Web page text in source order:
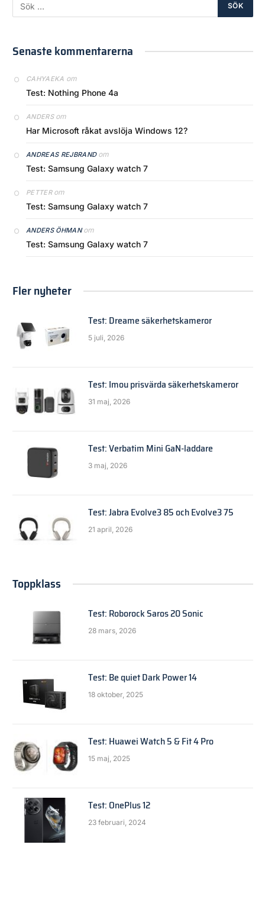
Senaste kommentarerna
CAHYAEKA om
Test: Nothing Phone 4a
ANDERSom
Har Microsoft råkat avslöja Windows 12?
ANDREAS REJBRANDom
Test: Samsung Galaxy watch 7
PETTERom
Test: Samsung Galaxy watch 7
ANDERS ÖHMANom
Test: Samsung Galaxy watch 7
Fler nyheter
Test: Dreame säkerhetskameror
5 juli, 2026
Test: Imou prisvärda säkerhetskameror
31 maj, 2026
Test: Verbatim Mini GaN-laddare
3 maj, 2026
Test: Jabra Evolve3 85 och Evolve3 75
21 april, 2026
Toppklass
Test: Roborock Saros 20 Sonic
28 mars, 2026
Test: Be quiet Dark Power 14
18 oktober, 2025
Test: Huawei Watch 5 & Fit 4 Pro
15 maj, 2025
Test: OnePlus 12
23 februari, 2024